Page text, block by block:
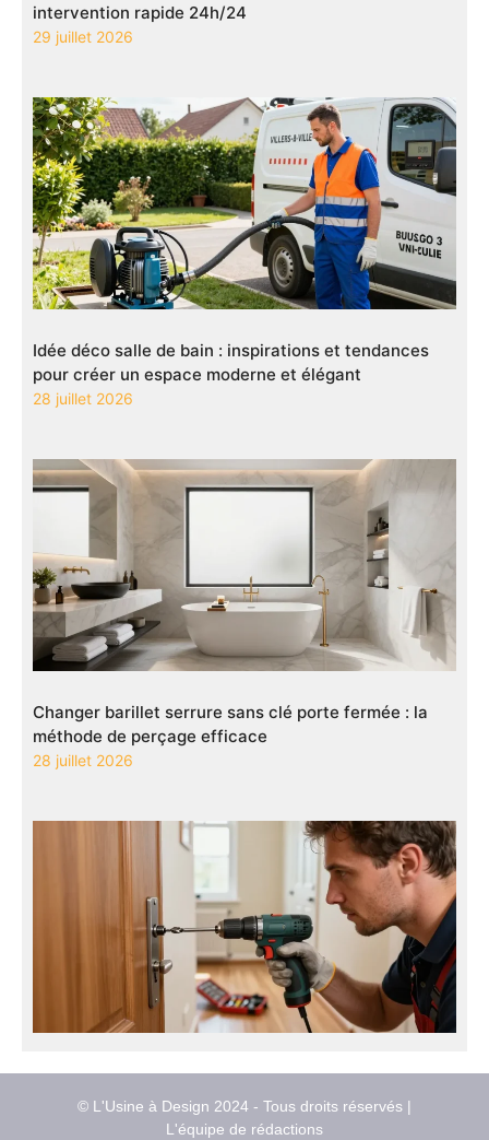
intervention rapide 24h/24
29 juillet 2026
Idée déco salle de bain : inspirations et tendances
pour créer un espace moderne et élégant
28 juillet 2026
Changer barillet serrure sans clé porte fermée : la
méthode de perçage efficace
28 juillet 2026
© L'Usine à Design 2024 - Tous droits réservés |
L'équipe de rédactions